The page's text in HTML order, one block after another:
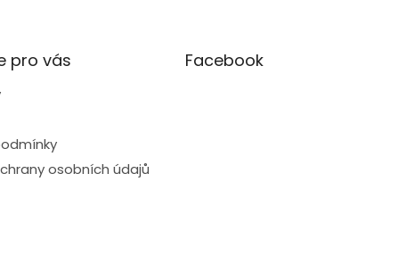
pro vás
osobních údajů
Facebook